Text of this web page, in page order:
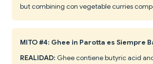
but combining con vegetable curries
MITO #4: Ghee in Parotta es Siempre
REALIDAD: Ghee contiene butyric acid